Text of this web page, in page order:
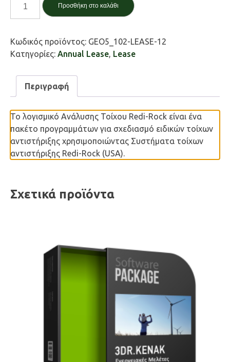
ποσότητα
Προσθήκη στο καλάθι
Κωδικός προϊόντος: GEO5_102-LEASE-12
Κατηγορίες: Annual Lease, Lease
Περιγραφή
Το λογισμικό Ανάλυσης Τοίχου Redi-Rock είναι ένα
πακέτο προγραμμάτων για σχεδιασμό ειδικών τοίχων
αντιστήριξης χρησιμοποιώντας Συστήματα τοίχων
αντιστήριξης Redi-Rock (USA).
Σχετικά προϊόντα